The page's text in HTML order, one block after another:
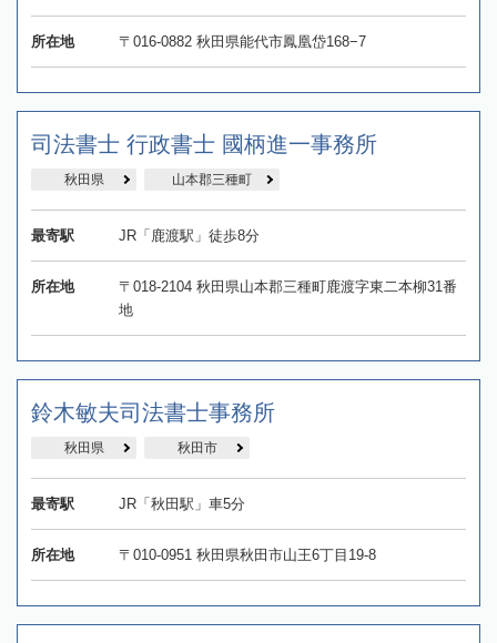
所在地 〒016-0882 秋田県能代市鳳凰岱168−7
司法書士 行政書士 國柄進一事務所
秋田県 山本郡三種町
最寄駅 JR「鹿渡駅」徒歩8分
所在地
〒018-2104 秋田県山本郡三種町鹿渡字東二本柳31番
地
鈴木敏夫司法書士事務所
秋田県 秋田市
最寄駅 JR「秋田駅」車5分
所在地 〒010-0951 秋田県秋田市山王6丁目19-8